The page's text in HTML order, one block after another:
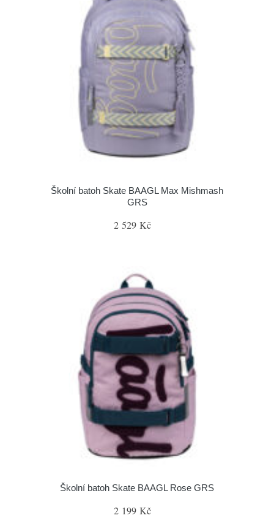
Školní batoh Skate BAAGL Max Mishmash
GRS
2 529 Kč
Školní batoh Skate BAAGL Rose GRS
2 199 Kč